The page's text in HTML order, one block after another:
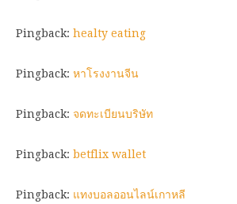
Pingback: healty eating
Pingback: หาโรงงานจีน
Pingback: จดทะเบียนบริษัท
Pingback: betflix wallet
Pingback: แทงบอลออนไลน์เกาหลี